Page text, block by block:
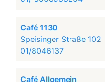
Café 1130
Speisinger Straße 102
01/8046137
Café Allgemein